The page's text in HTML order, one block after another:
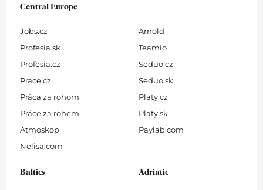
Central Europe
Jobs.cz
Profesia.sk
Profesia.cz
Prace.cz
Práca za rohom
Práce za rohem
Atmoskop
Nelisa.com
Arnold
Teamio
Seduo.cz
Seduo.sk
Platy.cz
Platy.sk
Paylab.com
Baltics Adriatic